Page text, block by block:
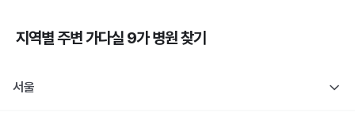
지역별 주변가다실 9가병원 찾기
서울